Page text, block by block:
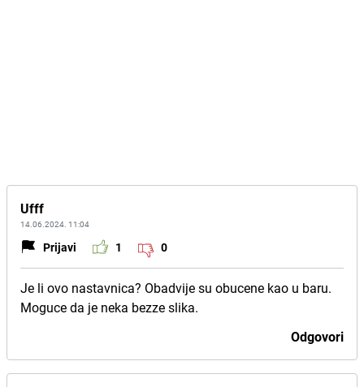
Ufff
14.06.2024. 11:04
Prijavi 1 0
Je li ovo nastavnica? Obadvije su obucene kao u baru.
Moguce da je neka bezze slika.
Odgovori